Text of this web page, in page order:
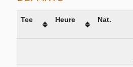
Tee Heure Nat.